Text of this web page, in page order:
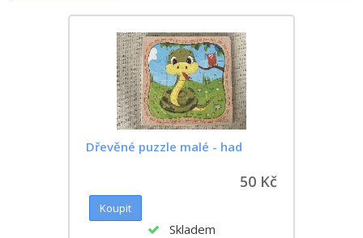
Dřevěné puzzle malé - had
50 Kč
Skladem